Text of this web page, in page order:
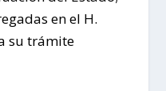
en el H.
su trámite